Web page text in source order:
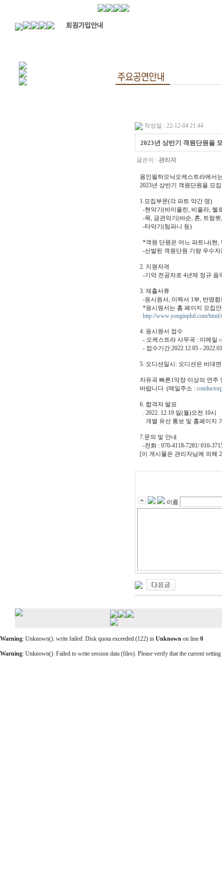
작성일 : 22-12-04 21:44
2023년 상반기 객원단원을
글쓴이 : 관리자
용인필하모닉오케스트라에서
2023년 상반기 객원단원을 모
1.모집부문(각 파트 약간 명)
-현악기(바이올린, 비올라, 첼
-목, 금관악기(바순, 혼, 트럼
-타악기(팀파니 등)
*객원 단원은 어느 파트나(현,
-선발된 객원단원 기량 우수
2. 지원자격
-기악 전공자로 4년제 정규 음
3. 제출서류
-응시원서, 이력서 1부, 반명
*응시원서는 홈 페이지 모집
http://www.yonginphil.com/html/
4. 응시원서 접수
- 오케스트라 사무국 : 이메일
- 접수기간:2022.12.05 -
5. 오디션일시: 오디션은 비대
자유곡 빠른1악장 이상의 연주
바랍니다. (메일주소 :
6. 합격자 발표
. 2022. 12.19 일(월)오전 10시
개별 유선 통보 및 홈페이지
7.문의 및 안내
-전화 : 070-4118-7281/ 010-
[이 게시물은 관리자님에 의해
이름
Warning: Unknown(): write failed: Disk quota exceeded (122) in Unknown on line 0
Warning: Unknown(): Failed to write session data (files). Please verify that the current